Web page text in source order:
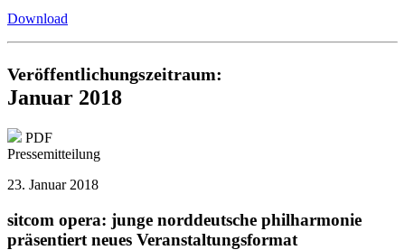
Download
Veröffentlichungszeitraum:
Januar 2018
PDF
Pressemitteilung
23. Januar 2018
sitcom opera: junge norddeutsche philharmonie
präsentiert neues Veranstaltungsformat